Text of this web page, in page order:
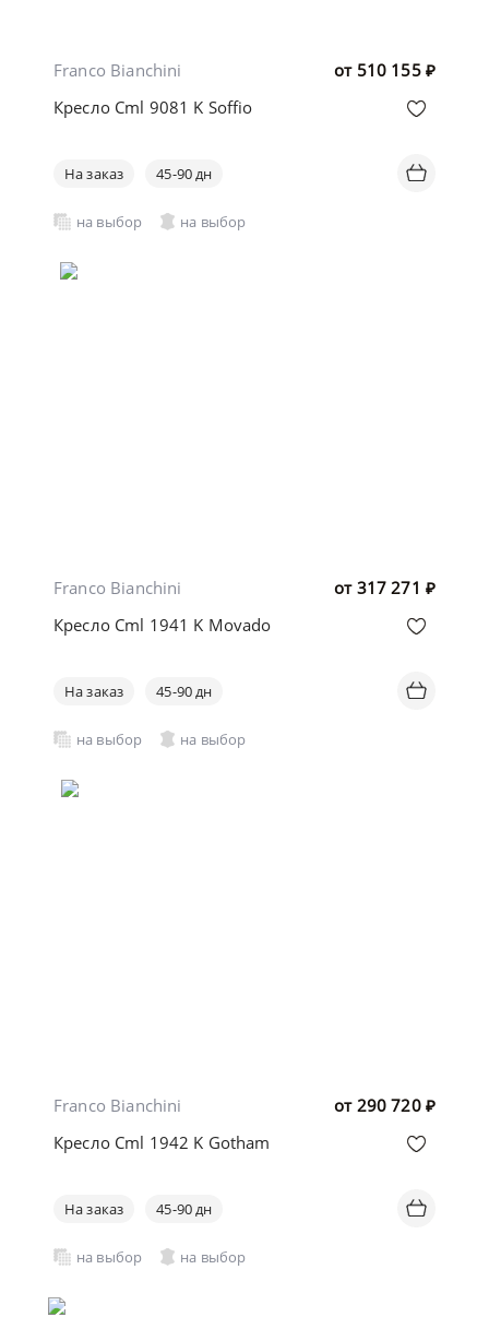
от 510 155 ₽
Franco Bianchini
Кресло Cml 9081 K Soffio
На заказ 45-90 дн
на выбор на выбор
от 317 271 ₽
Franco Bianchini
Кресло Cml 1941 K Movado
На заказ 45-90 дн
на выбор на выбор
от 290 720 ₽
Franco Bianchini
Кресло Cml 1942 K Gotham
На заказ 45-90 дн
на выбор на выбор